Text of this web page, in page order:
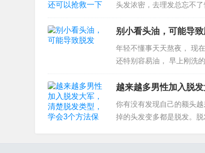
头发浓密，去理发总忘不
体...
别小看头油，可能导
年轻不懂事天天熬夜， 现
还特别容易油， 早上刚洗
越来越多男性加入脱
你有没有发现自己的额头
掉的头发变多都是脱发。